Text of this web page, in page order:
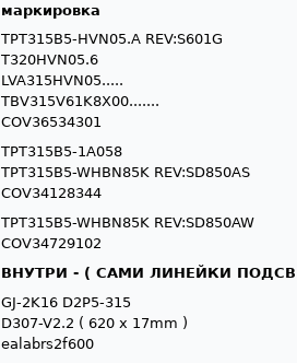
маркировка
TPT315B5-HVN05.A REV:S601G
T320HVN05.6
LVA315HVN05.....
TBV315V61K8X00.......
COV36534301
TPT315B5-1A058
TPT315B5-WHBN85K REV:SD850AS
COV34128344
TPT315B5-WHBN85K REV:SD850AW
COV34729102
ВНУТРИ - ( САМИ ЛИНЕЙКИ
GJ-2K16 D2P5-315
D307-V2.2 ( 620 x 17mm )
ealabrs2f600